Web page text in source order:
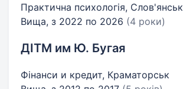
Практична психологія, Слов'янськ
Вища, з 2022 по 2026 (4 роки)
ДІТМ им Ю. Бугая
Фінанси и кредит, Краматорськ